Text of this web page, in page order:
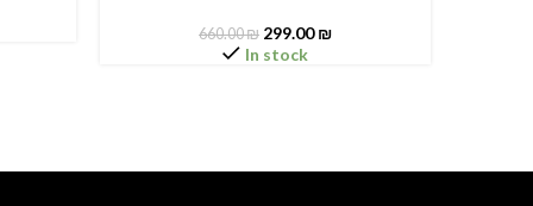
660.00₪ 299.00₪
In stock